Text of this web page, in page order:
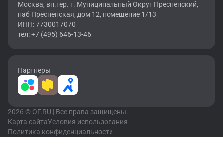
Москва, вн.тер. г. Муниципальный Округ Пресненский,
наб Пресненская, дом 12, помещение 1/13
ИНН: 7730017070
тел: +7 (495) 646-13-46
Партнеры
2026 © OF.RU | Все права защищены.
Карта сайтаУсловия использования
Политика конфиденциальности